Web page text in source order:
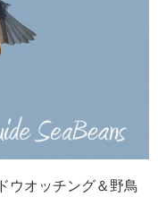
ウオッチング＆野鳥